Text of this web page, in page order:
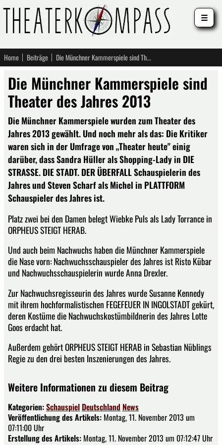
Home Beiträge Die Münchner Kammerspiele sind Theater des Jahres 2013
Die Münchner Kammerspiele sind
Theater des Jahres 2013
Die Münchner Kammerspiele wurden zum Theater des
Jahres 2013 gewählt. Und noch mehr als das: Die Kritiker
waren sich in der Umfrage von „Theater heute" einig
darüber, dass Sandra Hüller als Shopping-Lady in DIE
STRASSE. DIE STADT. DER ÜBERFALL Schauspielerin des
Jahres und Steven Scharf als Michel in PLATTFORM
Schauspieler des Jahres ist.
Platz zwei bei den Damen belegt Wiebke Puls als Lady Torrance in
ORPHEUS STEIGT HERAB.
Und auch beim Nachwuchs haben die Münchner Kammerspiele
die Nase vorn: Nachwuchsschauspieler des Jahres ist Risto Kübar
und Nachwuchsschauspielerin wurde Anna Drexler.
Zur Nachwuchsregisseurin des Jahres wurde Susanne Kennedy
mit ihrem hochformalistischen FEGEFEUER IN INGOLSTADT gekürt,
deren Kostüme die Nachwuchskostümbildnerin des Jahres Lotte
Goos erdacht hat.
Außerdem gehört ORPHEUS STEIGT HERAB in Sebastian Nüblings
Regie zu den drei besten Inszenierungen des Jahres.
Weitere Informationen zu diesem Beitrag
Kategorien:Schauspiel Deutschland News
Veröffentlichung des Artikels: Montag, 11. November 2013 um
07:11:00 Uhr
Erstellung des Artikels: Montag, 11. November 2013 um 07:12:47 Uhr
☰